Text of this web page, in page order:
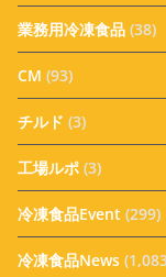
業務用冷凍食品 (38)
CM (93)
チルド (3)
工場ルポ (3)
冷凍食品Event (299)
冷凍食品News